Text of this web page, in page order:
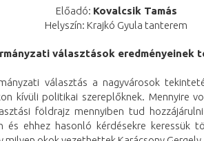
Előadó: Kovalcsik Tamás
Helyszín: Krajkó Gyula tanterem
választások eredményeinek
választás a nagyvárosok
kívüli politikai szereplőknek. Mennyire
földrajz mennyiben tud
és ehhez hasonló kérdésekre keressük